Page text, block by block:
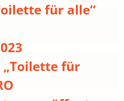
für alle“
für